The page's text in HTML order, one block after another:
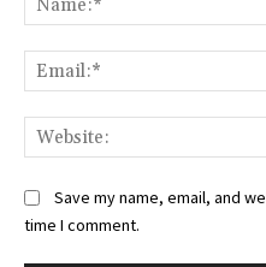
Save my name, email, and
time I comment.